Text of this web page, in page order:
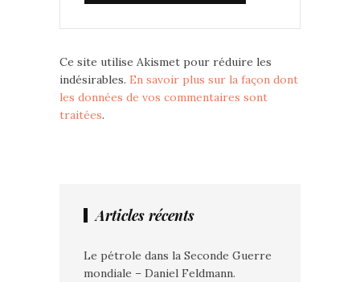
Ce site utilise Akismet pour réduire les
indésirables. En savoir plus sur la façon dont
les données de vos commentaires sont
traitées.
Articles récents
Le pétrole dans la Seconde Guerre
mondiale – Daniel Feldmann.